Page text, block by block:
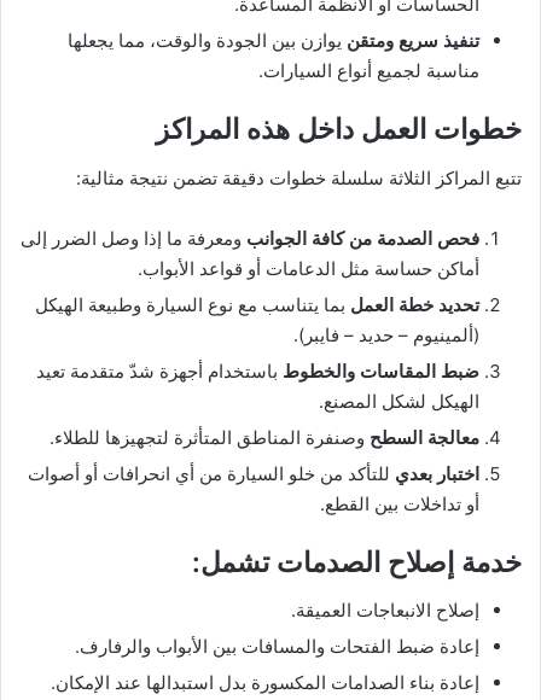
تنفيذ سريع ومتقن يوازن بين الجودة والوقت، مما يجعلها
مناسبة لجميع أنواع السيارات.
خطوات العمل داخل هذه المراكز
تتبع المراكز الثلاثة سلسلة خطوات دقيقة تضمن نتيجة مثالية:
فحص الصدمة من كافة الجوانب ومعرفة ما إذا وصل الضرر إلى
أماكن حساسة مثل الدعامات أو قواعد الأبواب.
تحديد خطة العمل بما يتناسب مع نوع السيارة وطبيعة الهيكل
(ألمينيوم – حديد – فايبر).
ضبط المقاسات والخطوط باستخدام أجهزة شدّ متقدمة تعيد
الهيكل لشكل المصنع.
معالجة السطح وصنفرة المناطق المتأثرة لتجهيزها للطلاء.
اختبار بعدي للتأكد من خلو السيارة من أي انحرافات أو أصوات
أو تداخلات بين القطع.
خدمة إصلاح الصدمات تشمل:
إصلاح الانبعاجات العميقة.
إعادة ضبط الفتحات والمسافات بين الأبواب والرفارف.
إعادة بناء الصدامات المكسورة بدل استبدالها عند الإمكان.